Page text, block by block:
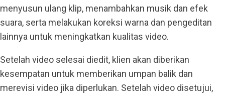
menyusun ulang klip, menambahkan musik dan efek
suara, serta melakukan koreksi warna dan pengeditan
lainnya untuk meningkatkan kualitas video.
Setelah video selesai diedit, klien akan diberikan
kesempatan untuk memberikan umpan balik dan
merevisi video jika diperlukan. Setelah video disetujui,